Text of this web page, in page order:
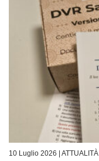
10 Luglio 2026 | ATTUALITÀ